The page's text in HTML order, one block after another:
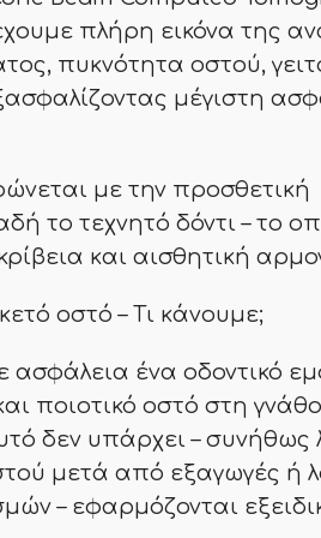
πλήρη εικόνα της
πυκνότητα οστού,
μέγιστη
με την προσθετική
το τεχνητό δόντι – το
και αισθητική
οστό – Τι κάνουμε;
ασφάλεια ένα οδοντικό
ποιοτικό οστό στη
δεν υπάρχει – συνήθως
μετά από εξαγωγές ή
– εφαρμόζονται